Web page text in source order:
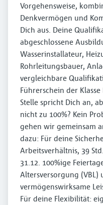
Vorgehensweise,
Denkvermögen und
Dich aus. Deine
abgeschlossene
Wasserinstallateur,
Rohrleitungsbauer,
vergleichbare
Führerschein der
Stelle spricht Dich an,
nicht zu 100%? Kein
gehen wir gemeinsam
dazu: Für deine
Arbeitsverhältnis, 39
31.12. 100%ige
Altersversorgung (VBL)
vermögenswirksame
Für deine Flexibilität: